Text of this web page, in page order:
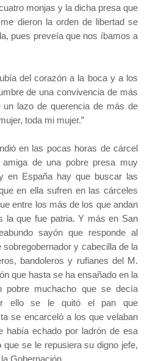
monjas y la dicha presa que
dieron la orden de libertad se
pues preveía que nos íbamos a
del corazón a la boca y a los
de una convivencia de más
lazo de querencia de más de
toda mi mujer.”
en las pocas horas de cárcel
de una pobre presa muy
en España hay que buscar las
en ella sufren en las cárceles
entre los más de los que andan
la que fue patria. Y más en San
sayón que responde al
y cabecilla de la
bandoleros y rufianes del M.
que hasta se ha ensañado en la
muchacho que se decía
ello se le quitó el pan que
se encarceló a los que velaban
había echado por ladrón de esa
se le repusiera su digno jefe,